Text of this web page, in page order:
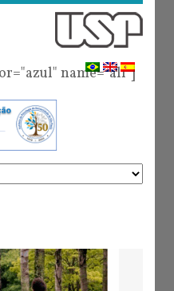
name="all"]